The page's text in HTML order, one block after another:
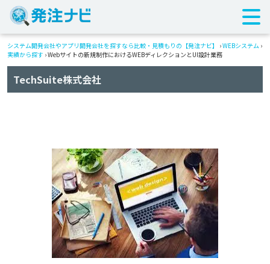
システム開発会社やアプリ開発会社を探すなら比較・見積もりの【発注ナビ】 ›WEBシステム ›
実績から探す ›Webサイトの新規制作におけるWEBディレクションとUI設計業務
TechSuite株式会社